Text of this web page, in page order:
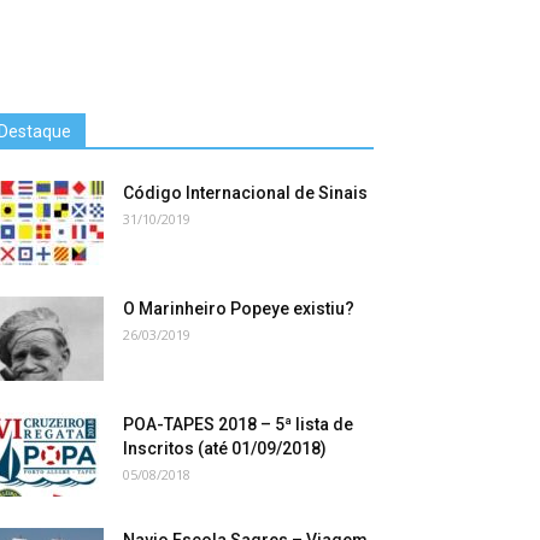
Destaque
Código Internacional de Sinais
31/10/2019
O Marinheiro Popeye existiu?
26/03/2019
POA-TAPES 2018 – 5ª lista de
Inscritos (até 01/09/2018)
05/08/2018